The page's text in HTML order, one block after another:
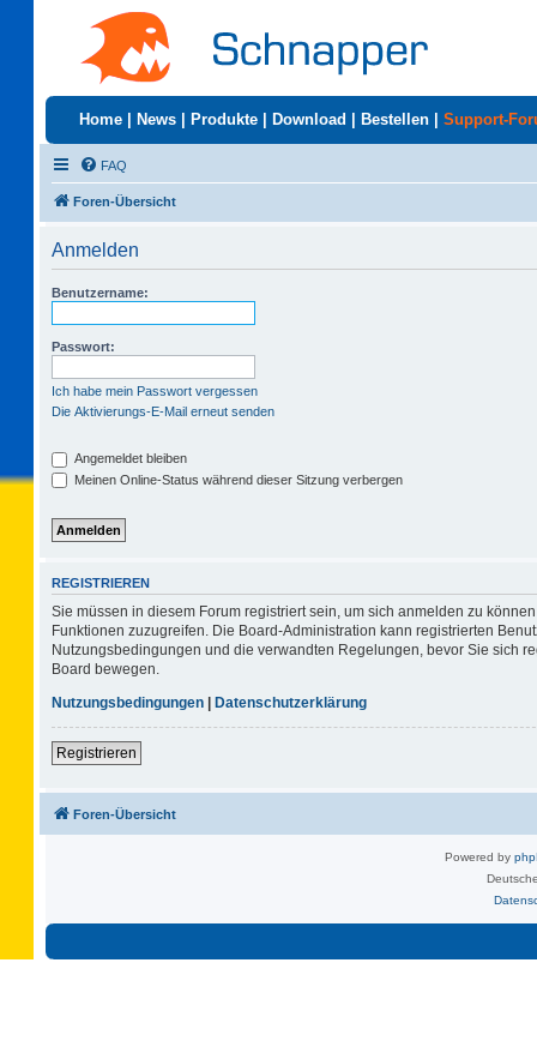
Home News Produkte Download Bestellen Support-
FAQ
Foren-Übersicht
Anmelden
Benutzername:
Passwort:
Ich habe mein Passwort vergessen
Die Aktivierungs-E-Mail erneut senden
Angemeldet bleiben
Meinen Online-Status während dieser Sitzung verbergen
REGISTRIEREN
Sie müssen in diesem Forum registriert sein, um sich anmelden zu
Funktionen zuzugreifen. Die Board-Administration kann registrierten
Nutzungsbedingungen und die verwandten Regelungen, bevor Sie sich
Board bewegen.
Nutzungsbedingungen | Datenschutzerklärung
Registrieren
Foren-Übersicht
Powered by